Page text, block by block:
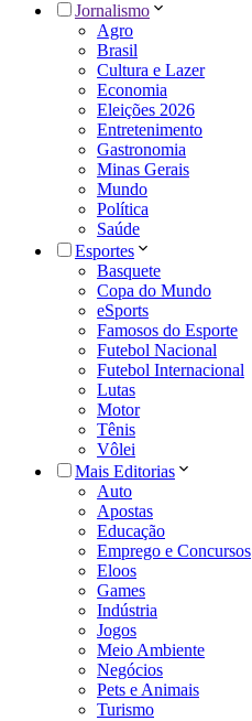
Jornalismo
Agro
Brasil
Cultura e Lazer
Economia
Eleições 2026
Entretenimento
Gastronomia
Minas Gerais
Mundo
Política
Saúde
Esportes
Basquete
Copa do Mundo
eSports
Famosos do Esporte
Futebol Nacional
Futebol Internacional
Lutas
Motor
Tênis
Vôlei
Mais Editorias
Auto
Apostas
Educação
Emprego e Concursos
Eloos
Games
Indústria
Jogos
Meio Ambiente
Negócios
Pets e Animais
Turismo